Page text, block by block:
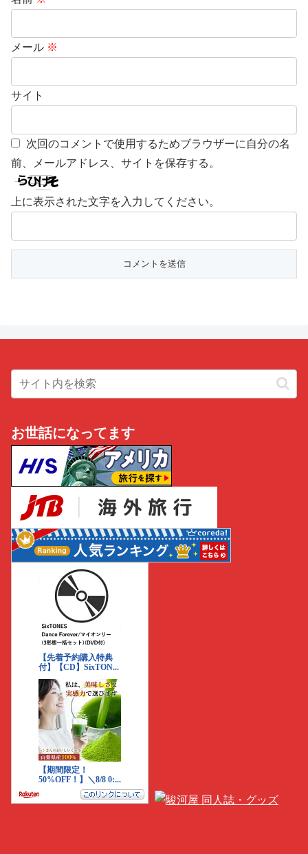
メール ※
サイト
次回のコメントで使用するためブラウザーに自分の名
前、メールアドレス、サイトを保存する。
上に表示された文字を入力してください。
お世話になってます